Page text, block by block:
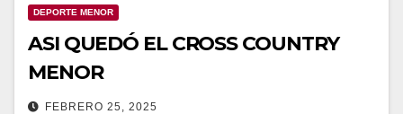
DEPORTE MENOR
ASI QUEDÓ EL CROSS COUNTRY
MENOR
FEBRERO 25, 2025